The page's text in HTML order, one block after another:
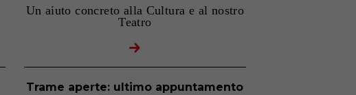
Un aiuto concreto alla Cultura e al nostro
Teatro
Trame aperte: ultimo appuntamento